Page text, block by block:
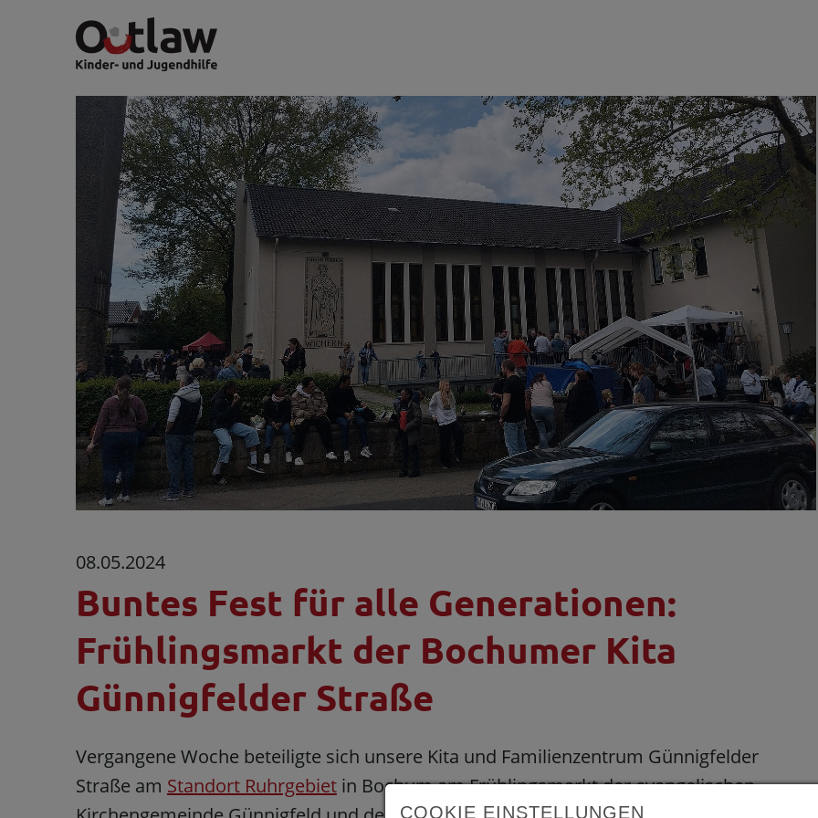
08.05.2024
Buntes Fest für alle Generationen:
Frühlingsmarkt der Bochumer Kita
Günnigfelder Straße
Vergangene Woche beteiligte sich unsere Kita und Familienzentrum Günnigfelder
Straße am Standort Ruhrgebietin Bochum am Frühlingsmarkt der evangelischen
COOKIE EINSTELLUNGEN